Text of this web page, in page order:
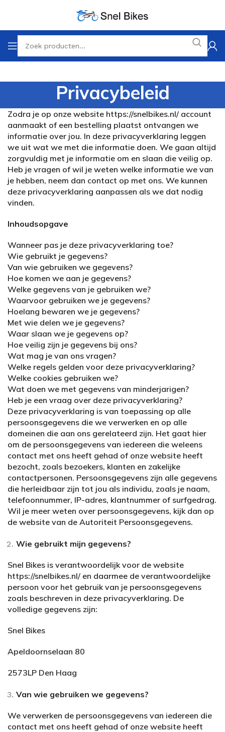
Privacybeleid
Zodra je op onze website https://snelbikes.nl/ account
aanmaakt of een bestelling plaatst ontvangen we
informatie over jou. In deze privacyverklaring leggen
we uit wat we met die informatie doen. We gaan altijd
zorgvuldig met je informatie om en slaan die veilig op.
Heb je vragen of wil je weten welke informatie we van
je hebben, neem dan contact op met ons. We kunnen
deze privacyverklaring aanpassen als we dat nodig
vinden.
Inhoudsopgave
Wanneer pas je deze privacyverklaring toe?
Wie gebruikt je gegevens?
Van wie gebruiken we gegevens?
Hoe komen we aan je gegevens?
Welke gegevens van je gebruiken we?
Waarvoor gebruiken we je gegevens?
Hoelang bewaren we je gegevens?
Met wie delen we je gegevens?
Waar slaan we je gegevens op?
Hoe veilig zijn je gegevens bij ons?
Wat mag je van ons vragen?
Welke regels gelden voor deze privacyverklaring?
Welke cookies gebruiken we?
Wat doen we met gegevens van minderjarigen?
Heb je een vraag over deze privacyverklaring?
Deze privacyverklaring is van toepassing op alle
persoonsgegevens die we verwerken en op alle
domeinen die aan ons gerelateerd zijn. Het gaat hier
om de persoonsgegevens van iedereen die weleens
contact met ons heeft gehad of onze website heeft
bezocht, zoals bezoekers, klanten en zakelijke
contactpersonen. Persoonsgegevens zijn alle gegevens
die herleidbaar zijn tot jou als individu, zoals je naam,
telefoonnummer, IP-adres, klantnummer of surfgedrag.
Wil je meer weten over persoonsgegevens, kijk dan op
de website van de Autoriteit Persoonsgegevens.
Wie gebruikt mijn gegevens?
Snel Bikes is verantwoordelijk voor de website
https://snelbikes.nl/ en daarmee de verantwoordelijke
persoon voor het gebruik van je persoonsgegevens
zoals beschreven in deze privacyverklaring. De
volledige gegevens zijn:
Snel Bikes
Apeldoornselaan 80
2573LP Den Haag
Van wie gebruiken we gegevens?
We verwerken de persoonsgegevens van iedereen die
contact met ons heeft gehad of onze website heeft